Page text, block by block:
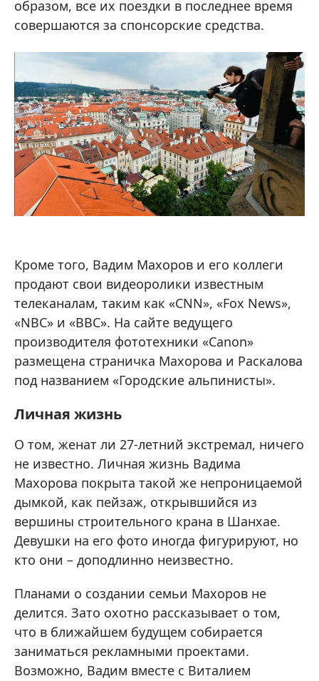
образом, все их поездки в последнее время
совершаются за спонсорские средства.
Кроме того, Вадим Махоров и его коллеги
продают свои видеоролики известным
телеканалам, таким как «CNN», «Fox News»,
«NBC» и «BBC». На сайте ведущего
производителя фототехники «Canon»
размещена страничка Махорова и Раскалова
под названием «Городские альпинисты».
Личная жизнь
О том, женат ли 27-летний экстремал, ничего
не известно. Личная жизнь Вадима
Махорова покрыта такой же непроницаемой
дымкой, как пейзаж, открывшийся из
вершины строительного крана в Шанхае.
Девушки на его фото иногда фигурируют, но
кто они – доподлинно неизвестно.
Планами о создании семьи Махоров не
делится. Зато охотно рассказывает о том,
что в ближайшем будущем собирается
заниматься рекламными проектами.
Возможно, Вадим вместе с Виталием